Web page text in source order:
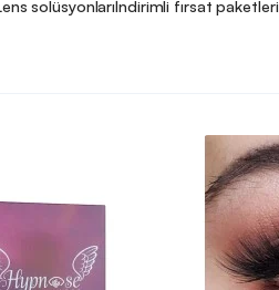
solüsyonlarıİndirimli fırsat paketleri